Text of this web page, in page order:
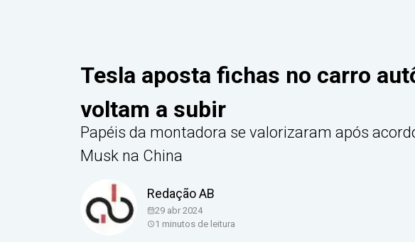
Tesla aposta fichas no carro
voltam a subir
Papéis da montadora se valorizaram após
Musk na China
Redação AB
29 abr 2024
1 minutos de leitura